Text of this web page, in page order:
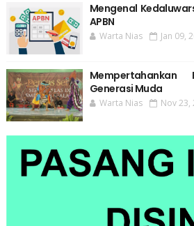
Mengenal
APBN
Warta Nias Jan 09,
Generasi Muda
Warta Nias Nov 23,